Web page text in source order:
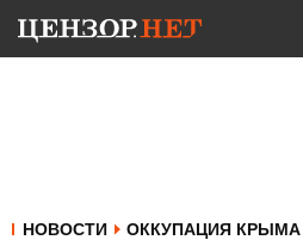
НОВОСТИ ОККУПАЦИЯ КРЫМА